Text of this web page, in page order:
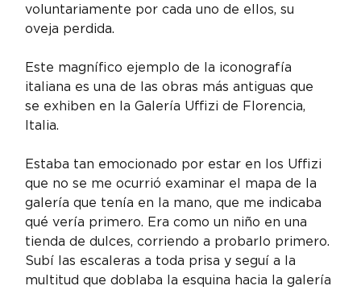
voluntariamente por cada uno de ellos, su
oveja perdida.
Este magnífico ejemplo de la iconografía
italiana es una de las obras más antiguas que
se exhiben en la Galería Uffizi de Florencia,
Italia.
Estaba tan emocionado por estar en los Uffizi
que no se me ocurrió examinar el mapa de la
galería que tenía en la mano, que me indicaba
qué vería primero. Era como un niño en una
tienda de dulces, corriendo a probarlo primero.
Subí las escaleras a toda prisa y seguí a la
multitud que doblaba la esquina hacia la galería